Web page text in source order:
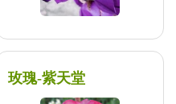
玫瑰-紫天堂